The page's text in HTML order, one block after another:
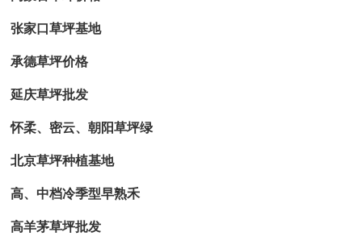
张家口草坪基地
承德草坪价格
延庆草坪批发
怀柔、密云、朝阳草坪绿
北京草坪种植基地
高、中档冷季型早熟禾
高羊茅草坪批发